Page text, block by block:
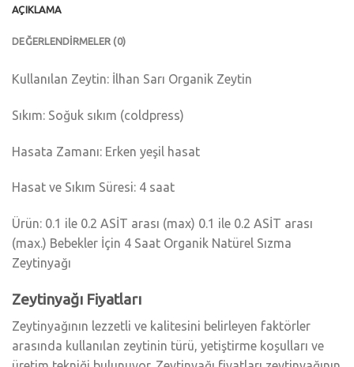
AÇIKLAMA
DEĞERLENDIRMELER (0)
Kullanılan Zeytin: İlhan Sarı Organik Zeytin
Sıkım: Soğuk sıkım (coldpress)
Hasata Zamanı: Erken yeşil hasat
Hasat ve Sıkım Süresi: 4 saat
Ürün: 0.1 ile 0.2 ASİT arası (max) 0.1 ile 0.2 ASİT arası
(max.) Bebekler İçin 4 Saat Organik Natürel Sızma
Zeytinyağı
Zeytinyağı Fiyatları
Zeytinyağının lezzetli ve kalitesini belirleyen faktörler
arasında kullanılan zeytinin türü, yetiştirme koşulları ve